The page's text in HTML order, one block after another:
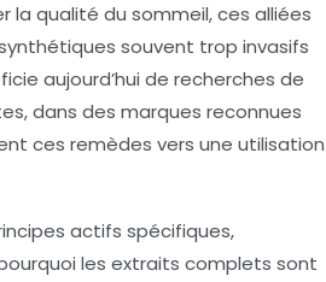
la qualité du sommeil, ces alliées
souvent trop invasifs
aujourd’hui de recherches de
dans des marques reconnues
ces remèdes vers une utilisation
actifs spécifiques,
les extraits complets sont